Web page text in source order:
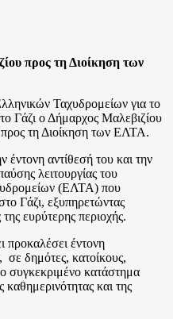
προς τη Διοίκηση των
Ταχυδρομείων για το
Γάζι ο Δήμαρχος Μαλεβιζίου
προς τη Διοίκηση των ΕΛΤΑ.
αντίθεσή του και την
λειτουργίας του
(ΕΛΤΑ) που
Γάζι, εξυπηρετώντας
της ευρύτερης περιοχής.
προκαλέσει έντονη
σε δημότες, κατοίκους,
συγκεκριμένο κατάστημα
και της